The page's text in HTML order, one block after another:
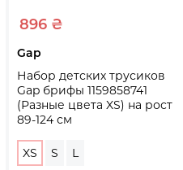
896 ₴
Gap
Набор детских трусиков
Gap брифы 1159858741
(Разные цвета XS) на рост
89-124 см
XS S L